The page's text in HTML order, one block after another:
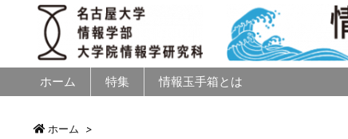
ホーム 特集 情報玉手箱とは
ホーム >